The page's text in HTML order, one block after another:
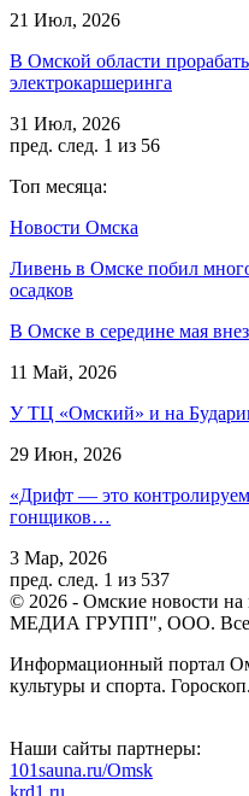
21 Июл, 2026
В Омской области
электрокаршеринга
31 Июл, 2026
пред. след. 1 из 56
Топ месяца:
Новости Омска
Ливень в Омске побил
осадков
В Омске в середине мая
11 Май, 2026
У ТЦ «Омский» и на
29 Июн, 2026
«Дрифт — это
гонщиков…
3 Мар, 2026
пред. след. 1 из 537
© 2026 - Омские новости
МЕДИА ГРУПП", ООО. Все
Информационный портал
культуры и спорта.
Наши сайты партнеры:
101sauna.ru/Omsk
krd1.ru